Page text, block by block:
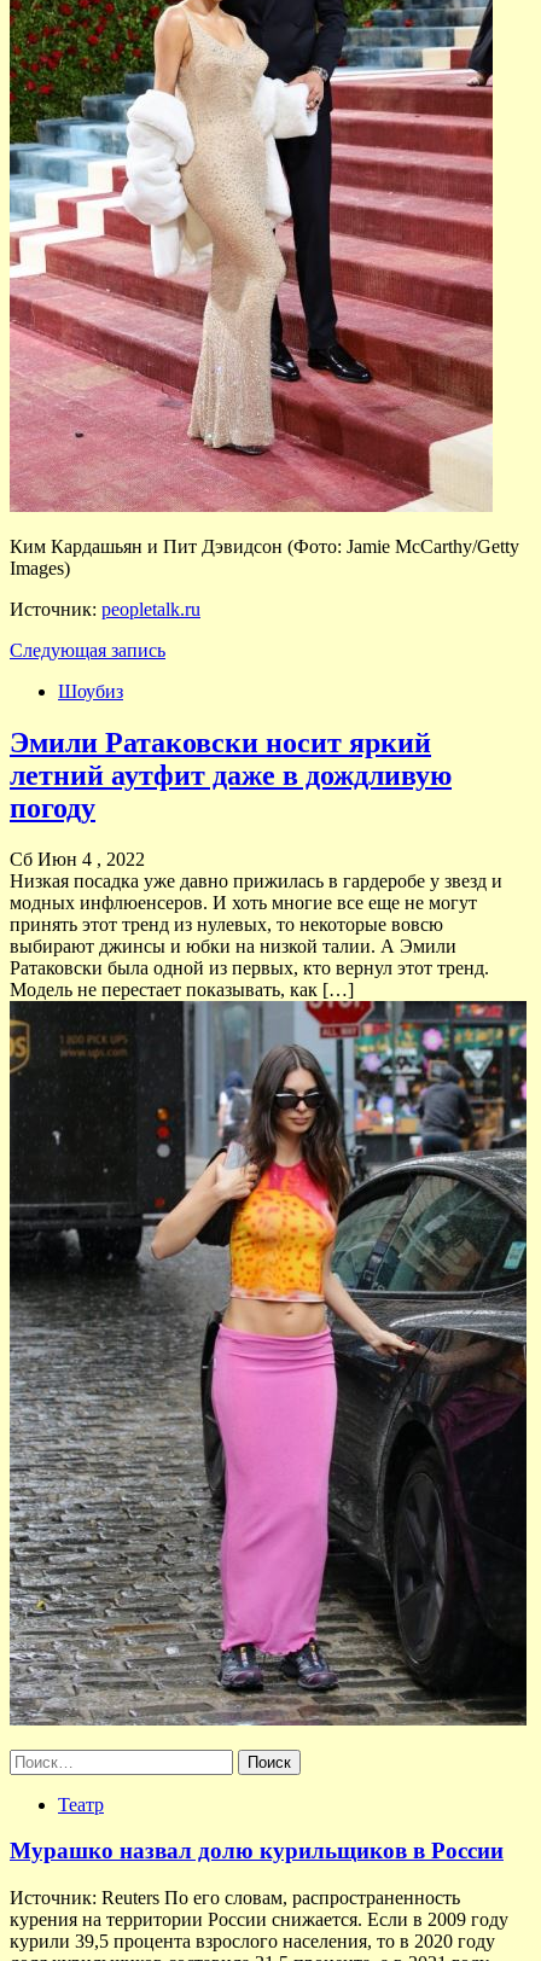
Ким Кардашьян и Пит Дэвидсон (Фото: Jamie McCarthy/Getty
Images)
Источник: peopletalk.ru
Следующая запись
Шоубиз
Эмили Ратаковски носит яркий
летний аутфит даже в дождливую
погоду
Сб Июн 4 , 2022
Низкая посадка уже давно прижилась в гардеробе у звезд и
модных инфлюенсеров. И хоть многие все еще не могут
принять этот тренд из нулевых, то некоторые вовсю
выбирают джинсы и юбки на низкой талии. А Эмили
Ратаковски была одной из первых, кто вернул этот тренд.
Модель не перестает показывать, как […]
Найти:
Театр
Мурашко назвал долю курильщиков в России
Источник: Reuters По его словам, распространенность
курения на территории России снижается. Если в 2009 году
курили 39,5 процента взрослого населения, то в 2020 году